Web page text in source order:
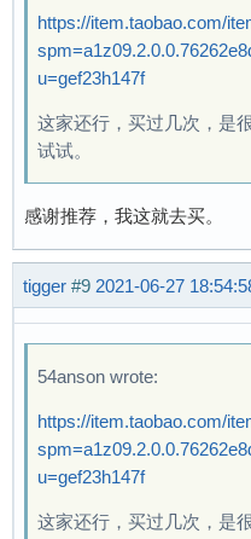
https://item.taobao.com/
u=gef23h147f
这家还行，买过几次，是
试试。
感谢推荐，我这就去买。
tigger #9 2021-06-27
54anson wrote:
https://item.taobao.com/
u=gef23h147f
这家还行，买过几次，是